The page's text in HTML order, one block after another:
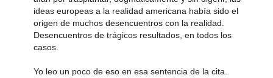
ideas europeas a la realidad americana había sido el
origen de muchos desencuentros con la realidad.
Desencuentros de trágicos resultados, en todos los
casos.
Yo leo un poco de eso en esa sentencia de la cita.